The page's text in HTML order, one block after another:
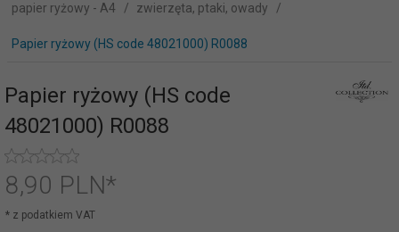
papier ryżowy - A4 zwierzęta, ptaki, owady
Papier ryżowy (HS code 48021000) R0088
Papier ryżowy (HS code
48021000) R0088
8,90 PLN*
* z podatkiem VAT